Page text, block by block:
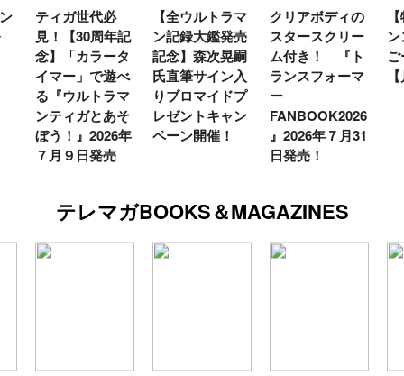
ティガ世代必
見！【30周年記
念】「カラータ
イマー」で遊べ
る『ウルトラマ
ンティガとあそ
ぼう！』2026年
７月９日発売
【全ウルトラマ
ン記録大鑑発売
記念】森次晃嗣
氏直筆サイン入
りブロマイドプ
レゼントキャン
ペーン開催！
クリアボディの
スタースクリー
ム付き！ 『ト
ランスフォーマ
ー
FANBOOK2026
』2026年７月31
日発売！
テレマガBOOKS＆MAGAZINES